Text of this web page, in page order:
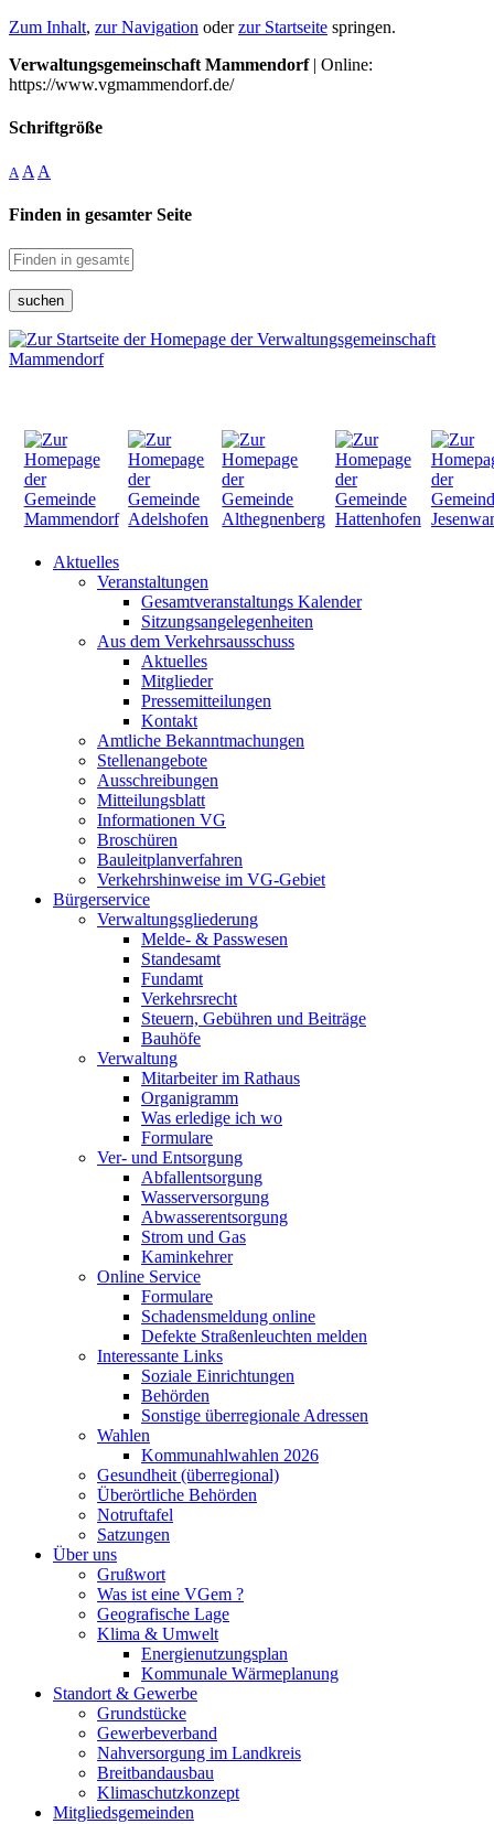
Zum Inhalt, zur Navigation oderzur Startseite springen.
Verwaltungsgemeinschaft Mammendorf| Online:
https://www.vgmammendorf.de/
Schriftgröße
A A A
Finden in gesamter Seite
suchen
Aktuelles
Veranstaltungen
Gesamtveranstaltungs Kalender
Sitzungsangelegenheiten
Aus dem Verkehrsausschuss
Aktuelles
Mitglieder
Pressemitteilungen
Kontakt
Amtliche Bekanntmachungen
Stellenangebote
Ausschreibungen
Mitteilungsblatt
Informationen VG
Broschüren
Bauleitplanverfahren
Verkehrshinweise im VG-Gebiet
Bürgerservice
Verwaltungsgliederung
Melde- & Passwesen
Standesamt
Fundamt
Verkehrsrecht
Steuern, Gebühren und Beiträge
Bauhöfe
Verwaltung
Mitarbeiter im Rathaus
Organigramm
Was erledige ich wo
Formulare
Ver- und Entsorgung
Abfallentsorgung
Wasserversorgung
Abwasserentsorgung
Strom und Gas
Kaminkehrer
Online Service
Formulare
Schadensmeldung online
Defekte Straßenleuchten melden
Interessante Links
Soziale Einrichtungen
Behörden
Sonstige überregionale Adressen
Wahlen
Kommunahlwahlen 2026
Gesundheit (überregional)
Überörtliche Behörden
Notruftafel
Satzungen
Über uns
Grußwort
Was ist eine VGem ?
Geografische Lage
Klima & Umwelt
Energienutzungsplan
Kommunale Wärmeplanung
Standort & Gewerbe
Grundstücke
Gewerbeverband
Nahversorgung im Landkreis
Breitbandausbau
Klimaschutzkonzept
Mitgliedsgemeinden